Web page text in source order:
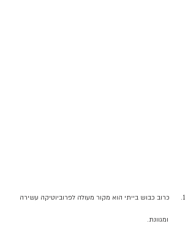
1. כרוב כבוש בייתי הוא מקור מעולה לפרוביוטיקה עשירה